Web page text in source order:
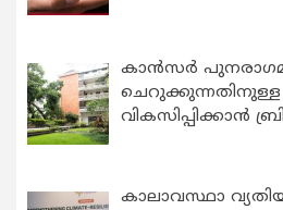
കാന്‍സര്‍
വികസിപ്പിക്കാന്‍
കാലാവസ്ഥാ